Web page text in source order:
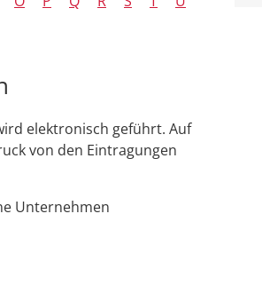
elektronisch geführt. Auf
von den Eintragungen
Unternehmen